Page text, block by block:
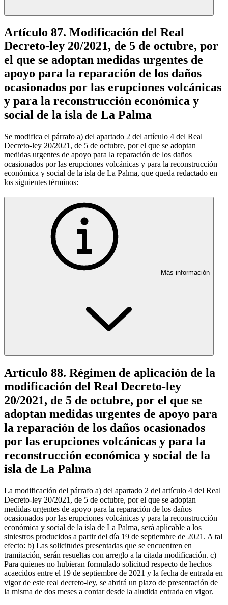
Artículo 87. Modificación del Real
Decreto-ley 20/2021, de 5 de octubre, por
el que se adoptan medidas urgentes de
apoyo para la reparación de los daños
ocasionados por las erupciones volcánicas
y para la reconstrucción económica y
social de la isla de La Palma
Se modifica el párrafo a) del apartado 2 del artículo 4 del Real
Decreto-ley 20/2021, de 5 de octubre, por el que se adoptan
medidas urgentes de apoyo para la reparación de los daños
ocasionados por las erupciones volcánicas y para la reconstrucción
económica y social de la isla de La Palma, que queda redactado en
los siguientes términos:
Más información
Artículo 88. Régimen de aplicación de la
modificación del Real Decreto-ley
20/2021, de 5 de octubre, por el que se
adoptan medidas urgentes de apoyo para
la reparación de los daños ocasionados
por las erupciones volcánicas y para la
reconstrucción económica y social de la
isla de La Palma
La modificación del párrafo a) del apartado 2 del artículo 4 del Real
Decreto-ley 20/2021, de 5 de octubre, por el que se adoptan
medidas urgentes de apoyo para la reparación de los daños
ocasionados por las erupciones volcánicas y para la reconstrucción
económica y social de la isla de La Palma, será aplicable a los
siniestros producidos a partir del día 19 de septiembre de 2021. A tal
efecto: b) Las solicitudes presentadas que se encuentren en
tramitación, serán resueltas con arreglo a la citada modificación. c)
Para quienes no hubieran formulado solicitud respecto de hechos
acaecidos entre el 19 de septiembre de 2021 y la fecha de entrada en
vigor de este real decreto-ley, se abrirá un plazo de presentación de
la misma de dos meses a contar desde la aludida entrada en vigor.